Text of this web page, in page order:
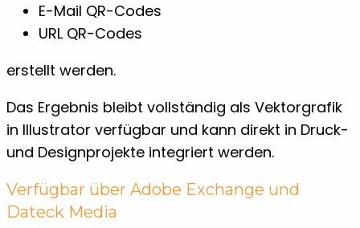
E-Mail QR-Codes
URL QR-Codes
erstellt werden.
Das Ergebnis bleibt vollständig als Vektorgrafik
in Illustrator verfügbar und kann direkt in Druck-
und Designprojekte integriert werden.
Verfügbar über Adobe Exchange und
Dateck Media